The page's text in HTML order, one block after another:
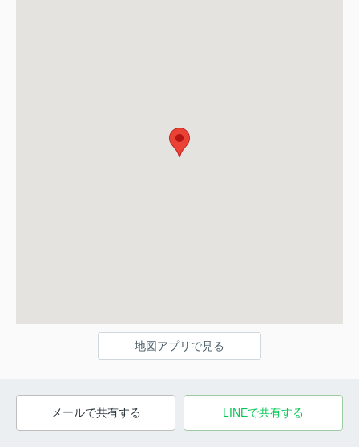
地図アプリで見る
メールで共有する LINEで共有する